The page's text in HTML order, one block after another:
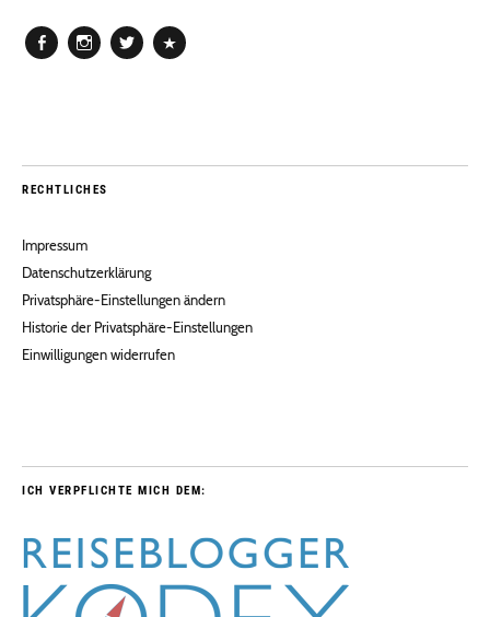
RECHTLICHES
Impressum
Datenschutzerklärung
Privatsphäre-Einstellungen ändern
Historie der Privatsphäre-Einstellungen
Einwilligungen widerrufen
ICH VERPFLICHTE MICH DEM: